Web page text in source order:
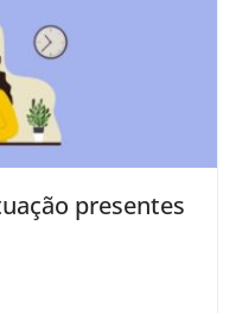
presentes